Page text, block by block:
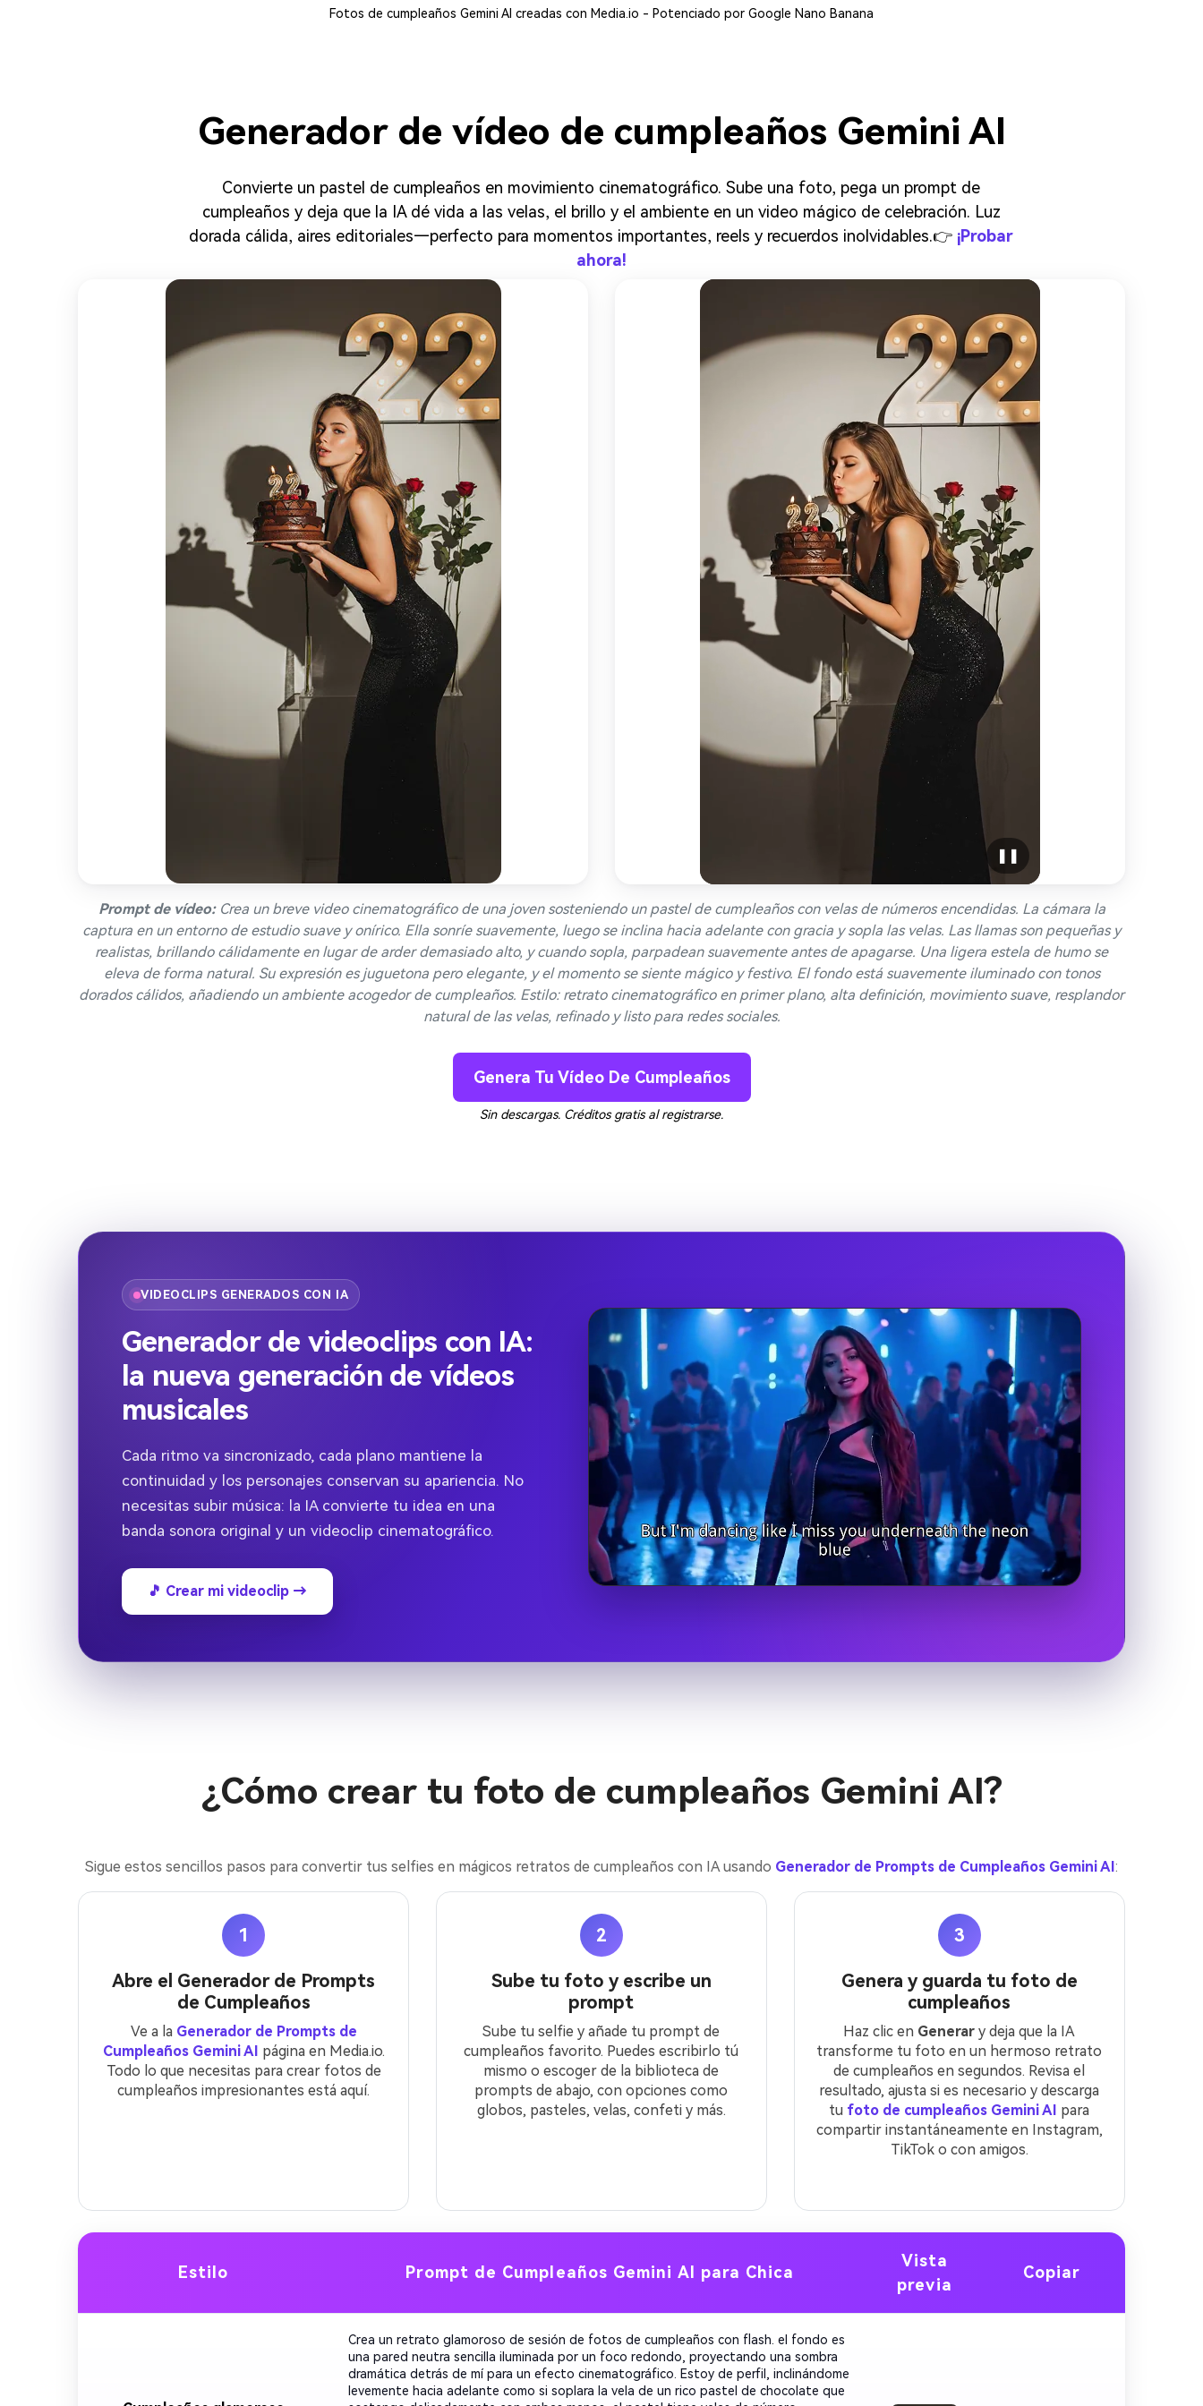
Fotos de cumpleaños Gemini AI creadas con Media.io - Potenciado por Google Nano Banana
Generador de vídeo de cumpleaños Gemini AI
Convierte un pastel de cumpleaños en movimiento cinematográfico. Sube una foto, pega un prompt de
cumpleaños y deja que la IA dé vida a las velas, el brillo y el ambiente en un video mágico de celebración. Luz
dorada cálida, aires editoriales—perfecto para momentos importantes, reels y recuerdos inolvidables.👉 ¡Probar
ahora!
❚❚
Prompt de vídeo:Crea un breve video cinematográfico de una joven sosteniendo un pastel de cumpleaños con velas de números encendidas. La cámara la
captura en un entorno de estudio suave y onírico. Ella sonríe suavemente, luego se inclina hacia adelante con gracia y sopla las velas. Las llamas son pequeñas y
realistas, brillando cálidamente en lugar de arder demasiado alto, y cuando sopla, parpadean suavemente antes de apagarse. Una ligera estela de humo se
eleva de forma natural. Su expresión es juguetona pero elegante, y el momento se siente mágico y festivo. El fondo está suavemente iluminado con tonos
dorados cálidos, añadiendo un ambiente acogedor de cumpleaños. Estilo: retrato cinematográfico en primer plano, alta definición, movimiento suave, resplandor
natural de las velas, refinado y listo para redes sociales.
Genera Tu Vídeo De Cumpleaños
Sin descargas. Créditos gratis al registrarse.
VIDEOCLIPS GENERADOS CON IA
Generador de videoclips con IA:
la nueva generación de vídeos
musicales
Cada ritmo va sincronizado, cada plano mantiene la
continuidad y los personajes conservan su apariencia. No
necesitas subir música: la IA convierte tu idea en una
banda sonora original y un videoclip cinematográfico.
🎵 Crear mi videoclip →
¿Cómo crear tu foto de cumpleaños Gemini AI?
Sigue estos sencillos pasos para convertir tus selfies en mágicos retratos de cumpleaños con IA usando Generador de Prompts de Cumpleaños Gemini AI :
1
Abre el Generador de Prompts
de Cumpleaños
Ve a la Generador de Prompts de
Cumpleaños Gemini AI página en Media.io.
Todo lo que necesitas para crear fotos de
cumpleaños impresionantes está aquí.
2
Sube tu foto y escribe un
prompt
Sube tu selfie y añade tu prompt de
cumpleaños favorito. Puedes escribirlo tú
mismo o escoger de la biblioteca de
prompts de abajo, con opciones como
globos, pasteles, velas, confeti y más.
3
Genera y guarda tu foto de
cumpleaños
Haz clic en Generar y deja que la IA
transforme tu foto en un hermoso retrato
de cumpleaños en segundos. Revisa el
resultado, ajusta si es necesario y descarga
tu foto de cumpleaños Gemini AI para
compartir instantáneamente en Instagram,
TikTok o con amigos.
Estilo Prompt de Cumpleaños Gemini AI para Chica
Vista
previa
Copiar
Crea un retrato glamoroso de sesión de fotos de cumpleaños con flash. el fondo es
una pared neutra sencilla iluminada por un foco redondo, proyectando una sombra
dramática detrás de mí para un efecto cinematográfico. Estoy de perfil, inclinándome
levemente hacia adelante como si soplara la vela de un rico pastel de chocolate que